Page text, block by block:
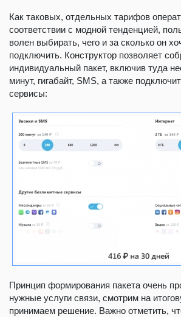
Как таковых, отдельных тарифов
соответствии с модной тенденцией,
волен выбирать, чего и за сколько он
подключить. Конструктор позволяет
индивидуальный пакет, включив туда
минут, гигабайт, SMS, а также
сервисы:
Принцип формирования пакета очень
нужные услуги связи, смотрим на
принимаем решение. Важно отметить,